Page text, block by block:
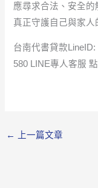
應尋求合法、安全
真正守護自己與家人
台南代書貸款
580 LINE專人客服
← 上一篇文章